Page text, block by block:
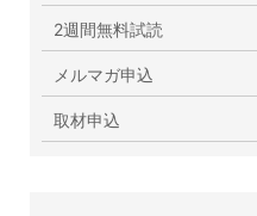
2週間無料試読
メルマガ申込
取材申込